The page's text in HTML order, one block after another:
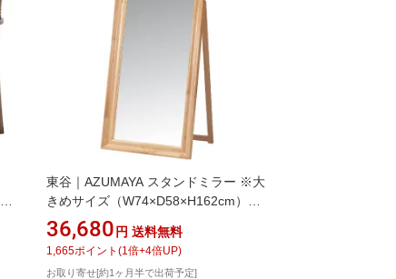
東谷｜AZUMAYA スタンドミラー ※大
きめサイズ（W74×D58×H162cm）
TSM-911NA ナチュラル
36,680 円 送料無料
1,665ポイント (1 倍+4倍UP)
お取り寄せ[約1ヶ月半で出荷予定]